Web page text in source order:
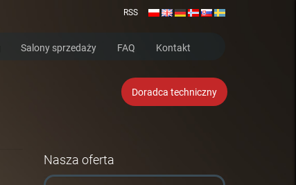
RSS
Salony sprzedaży FAQ Kontakt
Doradca techniczny
Nasza oferta